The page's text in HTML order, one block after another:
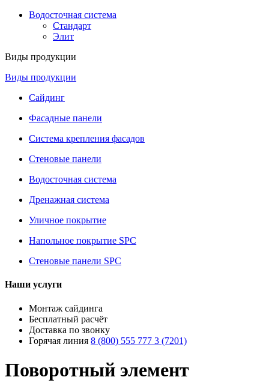
Водосточная система
Стандарт
Элит
Виды продукции
Виды продукции
Сайдинг
Фасадные панели
Система крепления фасадов
Стеновые панели
Водосточная система
Дренажная система
Уличное покрытие
Напольное покрытие SPC
Стеновые панели SPC
Наши услуги
Монтаж сайдинга
Бесплатный расчёт
Доставка по звонку
Горячая линия 8 (800) 555 777 3 (7201)
Поворотный элемент